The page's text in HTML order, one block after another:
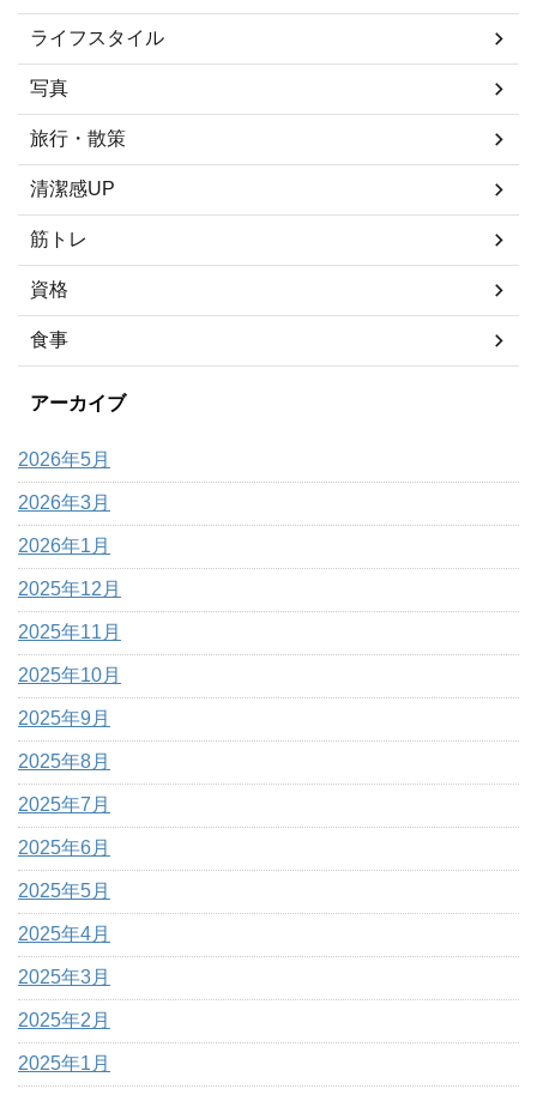
ライフスタイル
写真
旅行・散策
清潔感UP
筋トレ
資格
食事
アーカイブ
2026年5月
2026年3月
2026年1月
2025年12月
2025年11月
2025年10月
2025年9月
2025年8月
2025年7月
2025年6月
2025年5月
2025年4月
2025年3月
2025年2月
2025年1月